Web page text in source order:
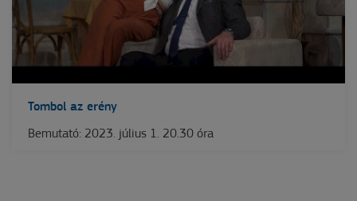
Tombol az erény
Bemutató: 2023. július 1. 20.30 óra